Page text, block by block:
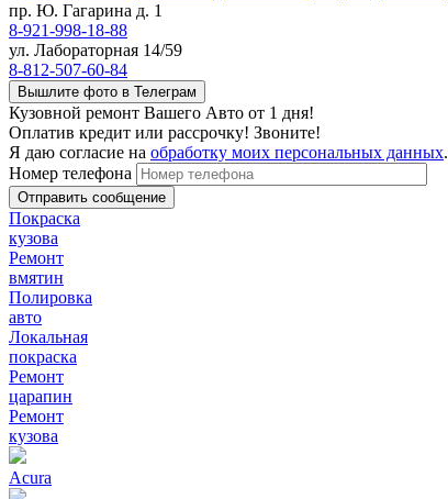
пр. Ю. Гагарина д. 1
8-921-998-18-88
ул. Лабораторная 14/59
8-812-507-60-84
Вышлите фото в Телеграм
Кузовной ремонт Вашего Авто от 1 дня!
Оплатив кредит или рассрочку! Звоните!
Я даю согласие на обработку моих персональных данных.
Номер телефона
Покраска
кузова
Ремонт
вмятин
Полировка
авто
Локальная
покраска
Ремонт
царапин
Ремонт
кузова
Acura